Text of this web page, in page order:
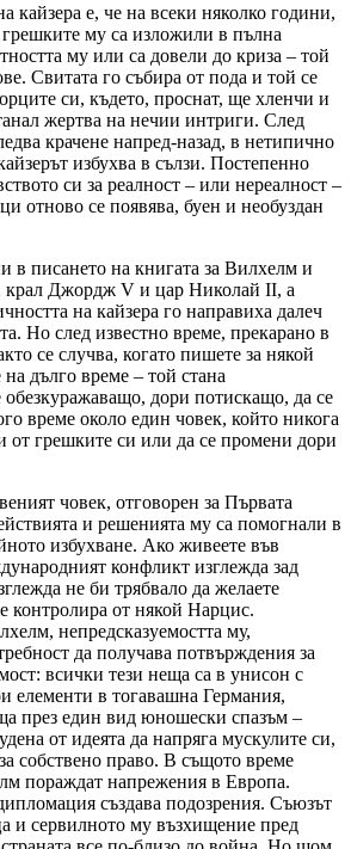
кайзера е, че на всеки няколко години,
грешките му са изложили в пълна
му или са довели до криза – той
Свитата го събира от пода и той се
си, където, проснат, ще хленчи и
жертва на нечии интриги. След
крачене напред-назад, в нетипично
избухва в сълзи. Постепенно
си за реалност – или нереалност –
отново се появява, буен и необуздан
в писането на книгата за Вилхелм и
крал Джордж V и цар Николай II, а
на кайзера го направиха далеч
Но след известно време, прекарано в
се случва, когато пишете за някой
дълго време – той стана
дори потискащо, да се
време около един човек, който никога
от грешките си или да се промени дори
човек, отговорен за Първата
и решенията му са помогнали в
избухване. Ако живеете във
конфликт изглежда зад
не би трябвало да желаете
контролира от някой Нарцис.
непредсказуемостта му,
да получава потвърждения за
всички тези неща са в унисон с
елементи в тогавашна Германия,
през един вид юношески спазъм –
от идеята да напряга мускулите си,
собствено право. В същото време
пораждат напрежения в Европа.
създава подозрения. Съюзът
и сервилното му възхищение пред